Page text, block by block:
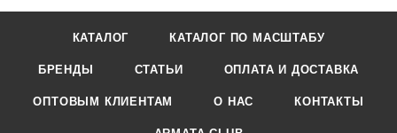
КАТАЛОГ КАТАЛОГ ПО МАСШТАБУ
БРЕНДЫ СТАТЬИ ОПЛАТА И ДОСТАВКА
ОПТОВЫМ КЛИЕНТАМ О НАС КОНТАКТЫ